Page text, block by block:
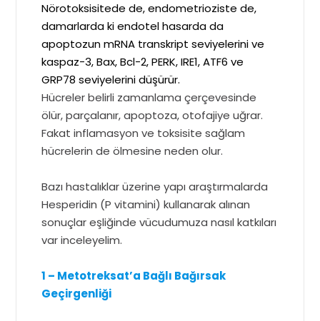
Nörotoksisitede de, endometrioziste de,
damarlarda ki endotel hasarda da
apoptozun mRNA transkript seviyelerini ve
kaspaz-3, Bax, Bcl-2, PERK, IRE1, ATF6 ve
GRP78 seviyelerini düşürür.
Hücreler belirli zamanlama çerçevesinde
ölür, parçalanır, apoptoza, otofajiye uğrar.
Fakat inflamasyon ve toksisite sağlam
hücrelerin de ölmesine neden olur.
Bazı hastalıklar üzerine yapı araştırmalarda
Hesperidin (P vitamini) kullanarak alınan
sonuçlar eşliğinde vücudumuza nasıl katkıları
var inceleyelim.
1 – Metotreksat’a Bağlı Bağırsak
Geçirgenliği